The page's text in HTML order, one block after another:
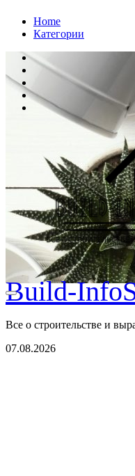
ПерейтиHome
Категории
Build-
Все о строительстве и
07.08.2026